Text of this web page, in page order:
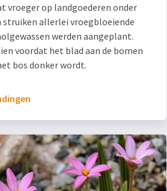
vroeger op landgoederen onder
struiken allerlei vroegbloeiende
werden aangeplant.
voordat het blad aan de bomen
bos donker wordt.